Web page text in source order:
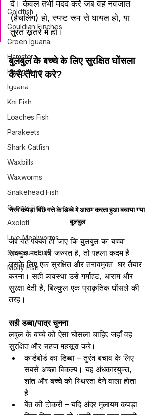
Goldfish
Gouldian Finches
Green Iguana
Hamster
Hedgehog
Iguana
Koi Fish
Loaches Fish
Parakeets
Shark Catfish
Waxbills
Waxworms
Snakehead Fish
Guppy Fish
Axolotl
Live Mealworms
Severum Fish
Molly Fish
दें। केवल तभी मदद करें जब वह नवजात
(हैचलिंग) हो, स्पष्ट रूप से घायल हो, या
तुरंत ख़तरे में हो।
बुलबुल के बच्चे के लिए सुरक्षित घोंसला
कैसे तैयार करे?
नरम कपड़ा बिछे गत्ते के डिब्बे में आराम करता हुआ बचाया गया
बुलबुल
जब यह पक्का हो जाए कि बुलबुल का बच्चा
सचमुच मदद की जरुरत है, तो पहला कदम है
उसके लिए एक सुरक्षित और तनावमुक्त  घर तैयार
करना। सही व्यवस्था उसे गर्माहट, आराम और
सुरक्षा देती है, बिल्कुल एक प्राकृतिक घोंसले की
तरह।
सही डब्बा/पात्र चुनना
लबुल के बच्चे को ऐसा घोसला चाहिए जहाँ वह
सुरक्षित और सहज महसूस करे।
कार्डबोर्ड का डिब्बा – तुरंत बचाव के लिए
सबसे अच्छा विकल्प। यह अंधकारयुक्त,
शांत और बच्चे को स्थिरता देने वाला होता
है।
बेंत की टोकरी – यदि अंदर मुलायम कपड़ा